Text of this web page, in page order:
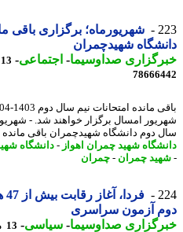
شهریورماه؛ برگزاری باقی
شهیدچمران
صداوسیما-اجتماعی-13 ماه پیش - یکشنبه 29 تیر 1404، 12:30
امسال برگزار خواهند شد. -
دوم دانشگاه شهیدچمران باقی مانده
شهید چمران اهواز -دانشگاه شهید
چمران- چمران
فردا،
آزمون سراسری
صداوسیما-سیاسی-